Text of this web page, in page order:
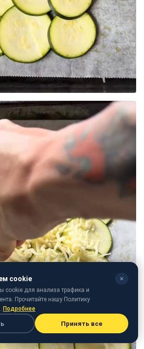
cookie ✕
cookie для анализа трафика и
Прочитайте нашу Политику
Подробнее
Принять все